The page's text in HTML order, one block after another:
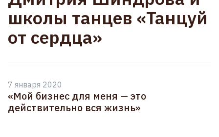
школы танцев «Танцуй
от сердца»
7 января 2020
«Мой бизнес для меня — это
действительно вся жизнь»